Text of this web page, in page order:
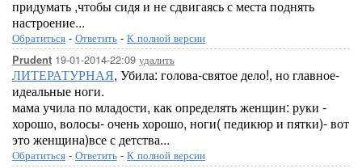
придумать ,чтобы сидя и не сдвигаясь с места поднять
настроение...
Обратиться - Ответить - К полной версии
Prudent 19-01-2014-22:09 удалить
ЛИТЕРАТУРНАЯ, Убила: голова-святое дело!, но главное-
идеальные ноги.
мама учила по младости, как определять женщин: руки -
хорошо, волосы- очень хорошо, ноги( педикюр и пятки)- вот
это женщина)все с детства...
Обратиться - Ответить - К полной версии